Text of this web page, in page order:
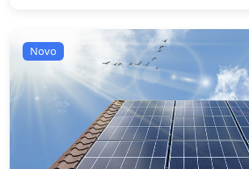
Ideal para propriedades sem
rede elétrica (áreas rurais
fazendas, etc.)
Permitem ter energia mesmo
apagões (quando há baterias)
Mais caros- devido ao custo
e necessidade de
Novo